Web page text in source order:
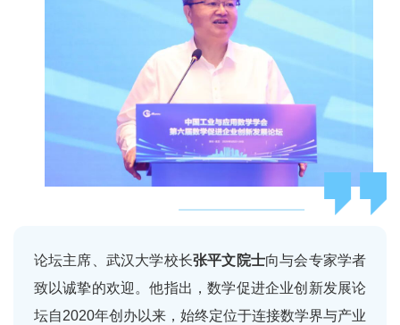
论坛主席、武汉大学校长张平文院士向与会专家学者
致以诚挚的欢迎。他指出，数学促进企业创新发展论
坛自2020年创办以来，始终定位于连接数学界与产业